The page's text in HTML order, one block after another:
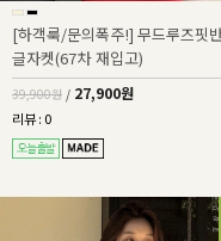
[하객룩/문의폭주!] 무드루즈핏
글자켓(67차 재입고)
39,900원 / 27,900원
리뷰 : 0